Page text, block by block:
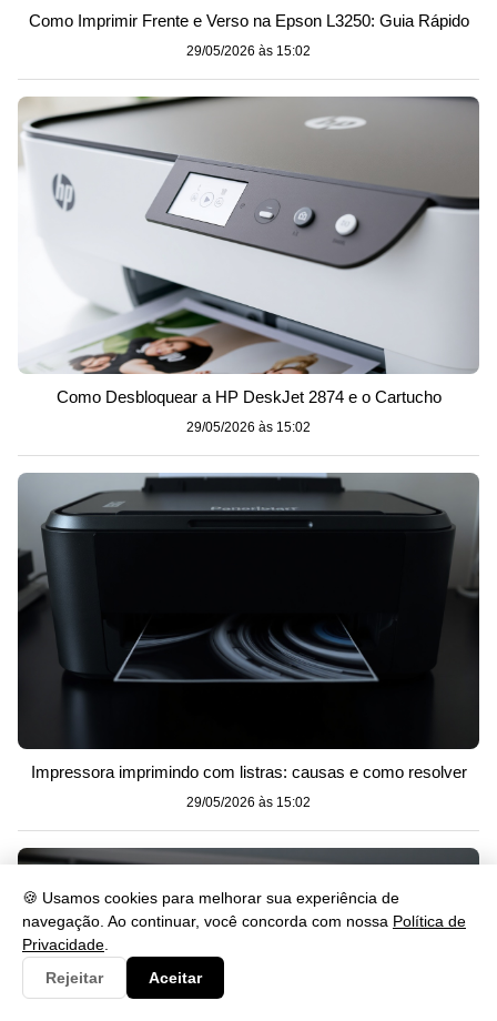
🍪 Usamos cookies para melhorar sua experiência de
navegação. Ao continuar, você concorda com nossa Política de
Privacidade
Rejeitar
Aceitar
Como Imprimir Frente e Verso na Epson L3250: Guia Rápido
29/05/2026 às 15:02
Como Desbloquear a HP DeskJet 2874 e o Cartucho
29/05/2026 às 15:02
Impressora imprimindo com listras: causas e como resolver
29/05/2026 às 15:02